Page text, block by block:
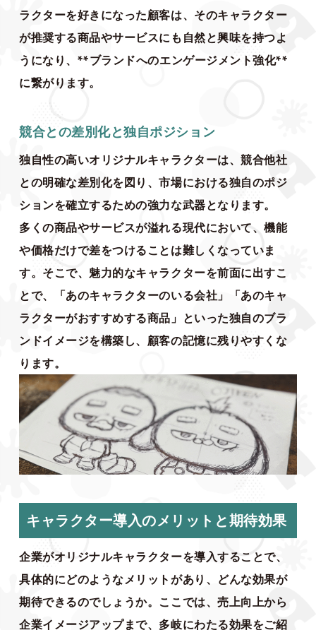
ラクターを好きになった顧客は、そのキャラクター
が推奨する商品やサービスにも自然と興味を持つよ
うになり、**ブランドへのエンゲージメント強化**
に繋がります。
競合との差別化と独自ポジション
独自性の高いオリジナルキャラクターは、競合他社
との明確な差別化を図り、市場における独自のポジ
ションを確立するための強力な武器となります。
多くの商品やサービスが溢れる現代において、機能
や価格だけで差をつけることは難しくなっていま
す。そこで、魅力的なキャラクターを前面に出すこ
とで、「あのキャラクターのいる会社」「あのキャ
ラクターがおすすめする商品」といった独自のブラ
ンドイメージを構築し、顧客の記憶に残りやすくな
ります。
キャラクター導入のメリットと期待効果
企業がオリジナルキャラクターを導入することで、
具体的にどのようなメリットがあり、どんな効果が
期待できるのでしょうか。ここでは、売上向上から
企業イメージアップまで、多岐にわたる効果をご紹